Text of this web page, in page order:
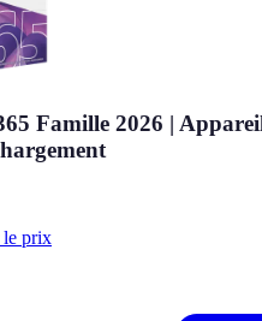
Famille 2026 |
prix